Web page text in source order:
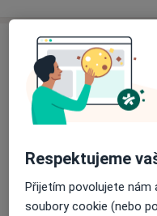
Adresa
MUDr. Václav
Dělnická 338,
Dostupnost
Na této adrese
Respektujeme
Přijetím povolujete
soubory cookie (nebo